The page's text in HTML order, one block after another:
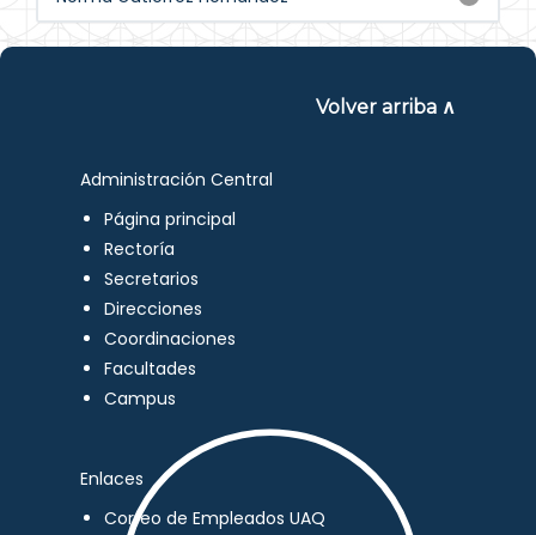
Volver arriba ∧
Administración Central
Página principal
Rectoría
Secretarios
Direcciones
Coordinaciones
Facultades
Campus
Enlaces
Correo de Empleados UAQ